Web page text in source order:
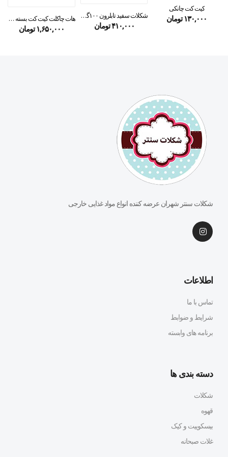
کیت کت چانکی
۱۳۰,۰۰۰ تومان شکلات سفید تابلرون ۱۰۰گرمی
۴۱۰,۰۰۰تومان
هات چاکلت کیت کت بسته ۱۰ عددی
۱,۶۵۰,۰۰۰ تومان
شکلات سنتر شهران عرضه کننده انواع مواد غذایی خارجی
اطلاعات
تماس با ما
شرایط و ضوابط
برنامه های وابسته
دسته بندی ها
شکلات
قهوه
بیسکوییت و کیک
غلات صبحانه